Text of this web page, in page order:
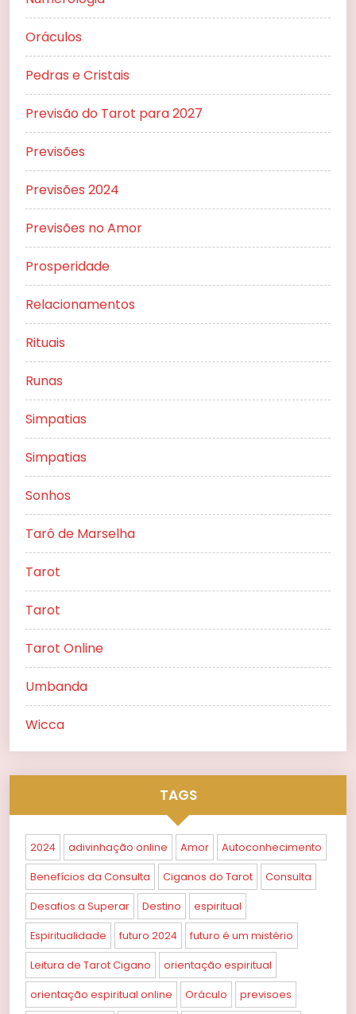
Oráculos
Pedras e Cristais
Previsão do Tarot para 2027
Previsões
Previsões 2024
Previsões no Amor
Prosperidade
Relacionamentos
Rituais
Runas
Simpatias
Simpatias
Sonhos
Tarô de Marselha
Tarot
Tarot
Tarot Online
Umbanda
Wicca
TAGS
2024 adivinhação online Amor Autoconhecimento
Benefícios da Consulta Ciganos do Tarot Consulta
Desafios a Superar Destino espiritual
Espiritualidade futuro 2024 futuro é um mistério
Leitura de Tarot Cigano orientação espiritual
orientação espiritual online Oráculo previsoes